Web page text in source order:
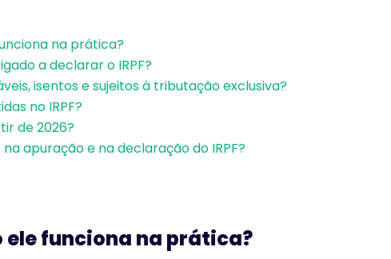
na prática?
a declarar o IRPF?
isentos e sujeitos à tributação exclusiva?
no IRPF?
de 2026?
apuração e na declaração do IRPF?
ele funciona na prática?